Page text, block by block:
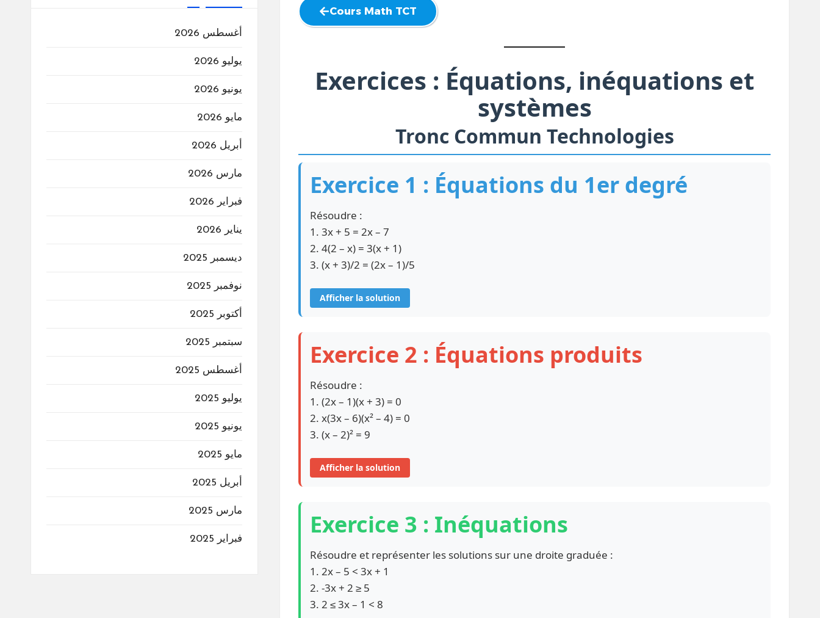
Cours Math TCT
Exercices : Équations, inéquations et
systèmes
Tronc Commun Technologies
Exercice 1 : Équations du 1er degré
Résoudre :
1. 3x + 5 = 2x – 7
2. 4(2 – x) = 3(x + 1)
3. (x + 3)/2 = (2x – 1)/5
Afficher la solution
Exercice 2 : Équations produits
Résoudre :
1. (2x – 1)(x + 3) = 0
2. x(3x – 6)(x² – 4) = 0
3. (x – 2)² = 9
Afficher la solution
Exercice 3 : Inéquations
Résoudre et représenter les solutions sur une droite graduée :
1. 2x – 5 < 3x + 1
2. -3x + 2 ≥ 5
3. 2 ≤ 3x – 1 < 8
أغسطس 2026
يوليو 2026
يونيو 2026
مايو 2026
أبريل 2026
مارس 2026
فبراير 2026
يناير 2026
ديسمبر 2025
نوفمبر 2025
أكتوبر 2025
سبتمبر 2025
أغسطس 2025
يوليو 2025
يونيو 2025
مايو 2025
أبريل 2025
مارس 2025
فبراير 2025